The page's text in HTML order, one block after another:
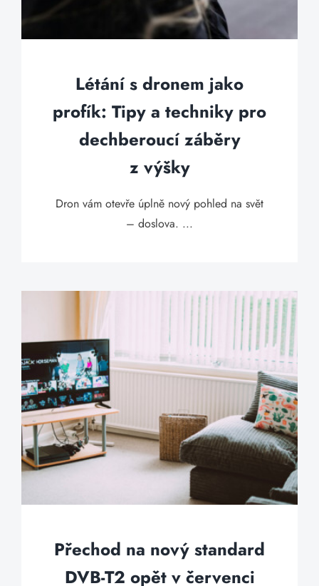
Létání s dronem jako
profík: Tipy a techniky pro
dechberoucí záběry
z výšky
Dron vám otevře úplně nový pohled na svět
– doslova. ...
Přechod na nový standard
DVB-T2 opět v červenci